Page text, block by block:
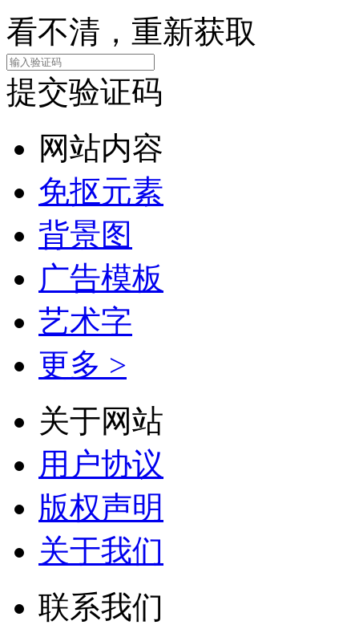
看不清，重新获取
提交验证码
网站内容
免抠元素
背景图
广告模板
艺术字
更多 >
关于网站
用户协议
版权声明
关于我们
联系我们